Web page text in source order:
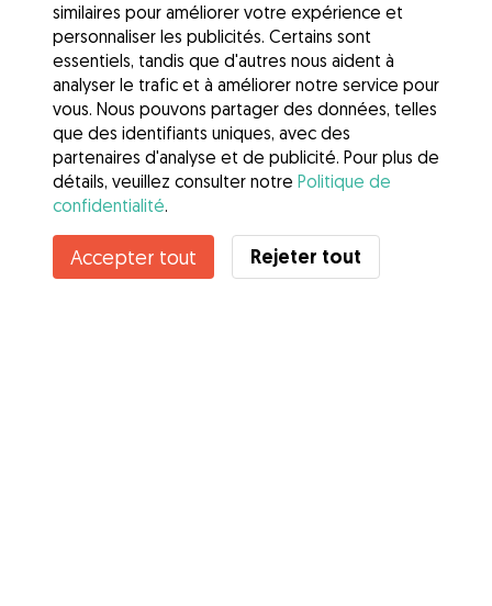
similaires pour améliorer votre expérience et
personnaliser les publicités. Certains sont
essentiels, tandis que d'autres nous aident à
analyser le trafic et à améliorer notre service pour
vous. Nous pouvons partager des données, telles
que des identifiants uniques, avec des
partenaires d'analyse et de publicité. Pour plus de
détails, veuillez consulter notre Politique de
confidentialité.
Accepter tout Rejeter tout